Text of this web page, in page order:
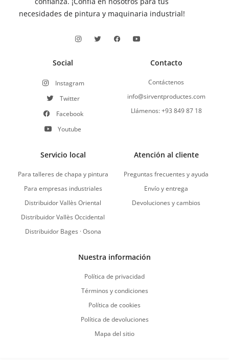
necesidades de pintura y maquinaria industrial!
Social
Instagram
Twitter
Facebook
Youtube
Contacto
Contáctenos
info@sirventproductes.com
Llámenos: +93 849 87 18
Servicio local
Para talleres de chapa y pintura
Para empresas industriales
Distribuidor Vallès Oriental
Distribuidor Vallès Occidental
Distribuidor Bages · Osona
Atención al cliente
Preguntas frecuentes y ayuda
Envío y entrega
Devoluciones y cambios
Nuestra información
Política de privacidad
Términos y condiciones
Política de cookies
Política de devoluciones
Mapa del sitio